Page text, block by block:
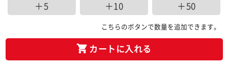
＋5 ＋10 ＋50
こちらのボタンで数量を追加できます。
カートに入れる